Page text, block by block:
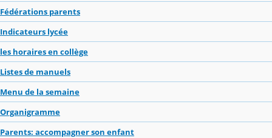
Fédérations parents
Indicateurs lycée
les horaires en collège
Listes de manuels
Menu de la semaine
Organigramme
Parents: accompagner son enfant